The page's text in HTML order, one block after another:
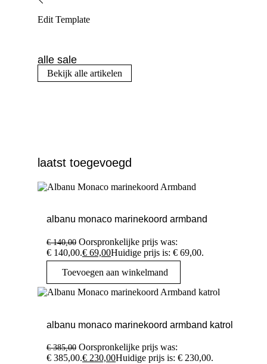
Edit Template
alle sale
Bekijk alle artikelen
laatst toegevoegd
albanu monaco marinekoord armband
€140,00 Oorspronkelijke prijs was:
€ 140,00.€ 69,00Huidige prijs is: € 69,00.
Toevoegen aan winkelmand
albanu monaco marinekoord armband katrol
€385,00 Oorspronkelijke prijs was:
€ 385,00.€ 230,00Huidige prijs is: € 230,00.